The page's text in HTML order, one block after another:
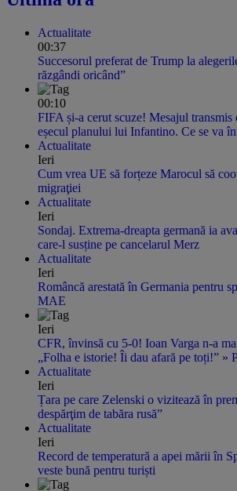
Actualitate
00:37
Succesorul preferat de Trump la
răzgândi oricând”
00:10
FIFA și-a cerut scuze! Mesajul
eșecul planului lui Infantino. Ce se va
Actualitate
Ieri
Cum vrea UE să forțeze Marocul să
migraţiei
Actualitate
Ieri
Sondaj. Extrema-dreapta germană ia
care-l susține pe cancelarul Merz
Actualitate
Ieri
Româncă arestată în Germania pentru
MAE
Ieri
CFR, învinsă cu 5-0! Ioan Varga n-a
„Folha e istorie! Îi dau afară pe toți!” »
Actualitate
Ieri
Țara pe care Zelenski o vizitează în
despărţim de tabăra rusă”
Actualitate
Ieri
Record de temperatură a apei mării în
veste bună pentru turiști